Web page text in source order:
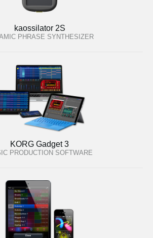
kaossilator 2S
PHRASE SYNTHESIZER
KORG Gadget 3
PRODUCTION SOFTWARE